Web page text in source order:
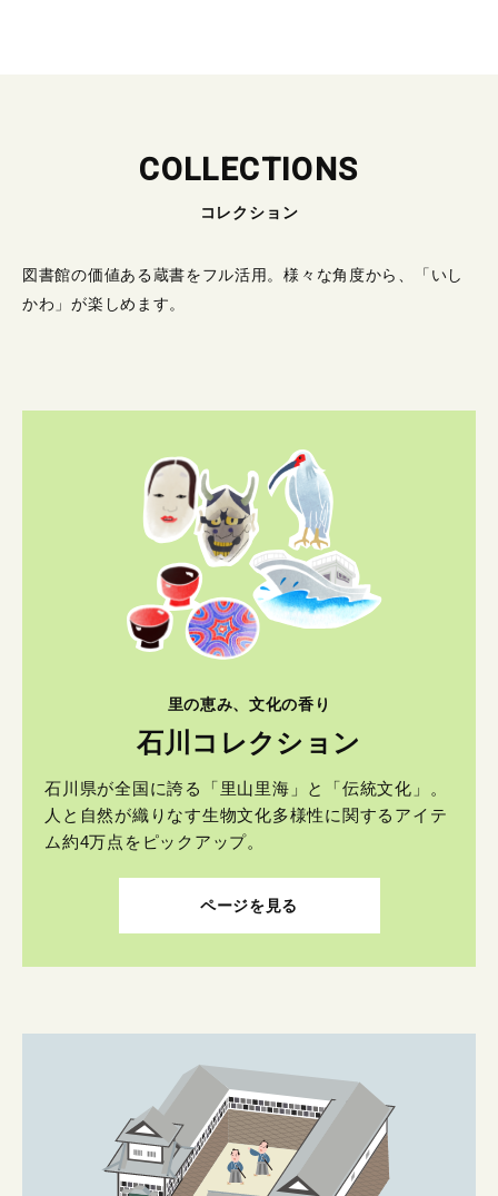
COLLECTIONS
コレクション
図書館の価値ある蔵書をフル活用。様々な角度から、「いし
かわ」が楽しめます。
里の恵み、文化の香り
石川コレクション
石川県が全国に誇る「里山里海」と「伝統文化」。
人と自然が織りなす生物文化多様性に関するアイテ
ム約4万点をピックアップ。
ページを見る